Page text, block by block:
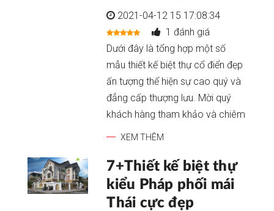
2021-04-12 15 17:08:34
1 đánh giá
Dưới đây là tổng hợp một số
mẫu thiết kế biệt thự cổ điển đẹp
ấn tượng thể hiện sự cao quý và
đẳng cấp thượng lưu. Mời quý
khách hàng tham khảo và chiêm
XEM THÊM
7+Thiết kế biệt thự
kiểu Pháp phối mái
Thái cực đẹp